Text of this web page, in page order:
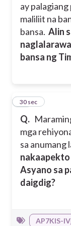
ay
maliliit na
bansa. Alin
bansa ng
Q.
mga
sa anumang
nakaapekto
Asyano sa
daigdig?
29
30 sec
AP7KIS-